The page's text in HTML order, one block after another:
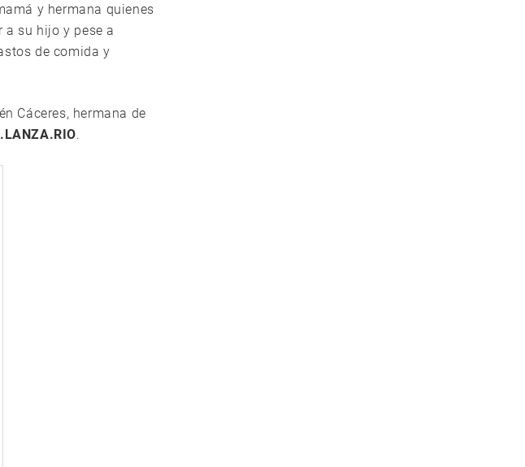
y hermana quienes
a su hijo y pese a
de comida y
Cáceres, hermana de
.